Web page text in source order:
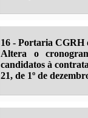
16 - Portaria CGRH
Altera o
candidatos à
21, de 1º de